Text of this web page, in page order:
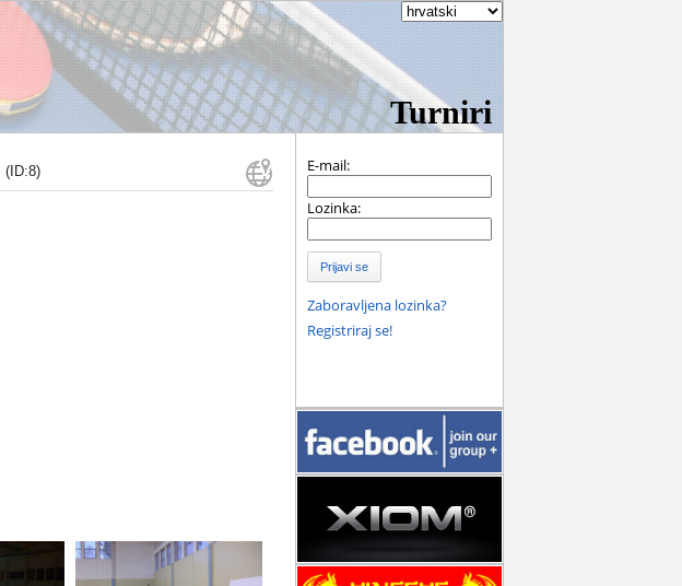
Turniri
(ID:8) E-mail:
Lozinka:
Prijavi se
Zaboravljena lozinka?
Registriraj se!